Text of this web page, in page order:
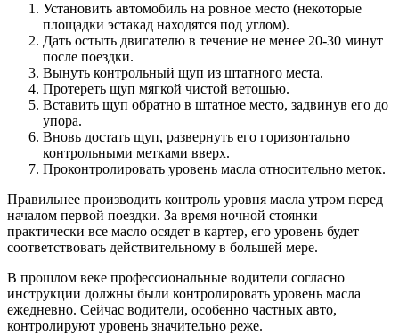
Установить автомобиль на ровное место (некоторые
площадки эстакад находятся под углом).
Дать остыть двигателю в течение не менее 20-30 минут
после поездки.
Вынуть контрольный щуп из штатного места.
Протереть щуп мягкой чистой ветошью.
Вставить щуп обратно в штатное место, задвинув его до
упора.
Вновь достать щуп, развернуть его горизонтально
контрольными метками вверх.
Проконтролировать уровень масла относительно меток.
Правильнее производить контроль уровня масла утром перед
началом первой поездки. За время ночной стоянки
практически все масло осядет в картер, его уровень будет
соответствовать действительному в большей мере.
В прошлом веке профессиональные водители согласно
инструкции должны были контролировать уровень масла
ежедневно. Сейчас водители, особенно частных авто,
контролируют уровень значительно реже.